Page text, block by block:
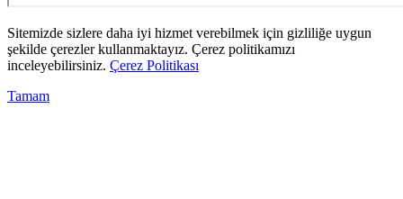
Sitemizde sizlere daha iyi hizmet verebilmek için gizliliğe uygun
şekilde çerezler kullanmaktayız. Çerez politikamızı
inceleyebilirsiniz. Çerez Politikası
Tamam